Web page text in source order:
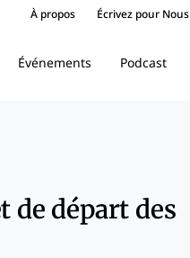
À propos Écrivez pour Nous
Événements Podcast
de départ des